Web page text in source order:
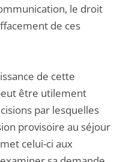
le droit
de ces
de cette
être utilement
par lesquelles
provisoire au séjour
celui-ci aux